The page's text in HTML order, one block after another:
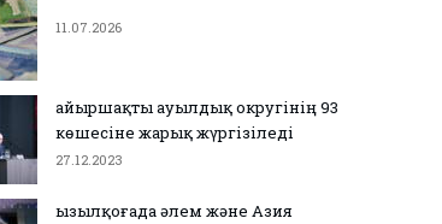
11.07.2026
Қайыршақты ауылдық округінің 93
көшесіне жарық жүргізіледі
27.12.2023
Қызылқоғада әлем және Азия